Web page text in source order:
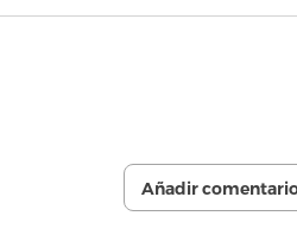
Añadir